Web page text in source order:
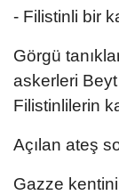
- Filistinli bir
Görgü
askerleri
Filistinlilerin
Açılan ateş
Gazze